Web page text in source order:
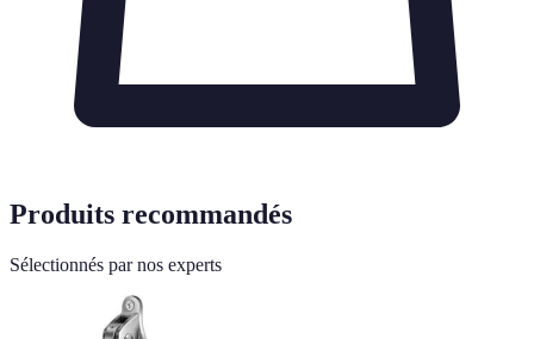
Produits recommandés
Sélectionnés par nos experts